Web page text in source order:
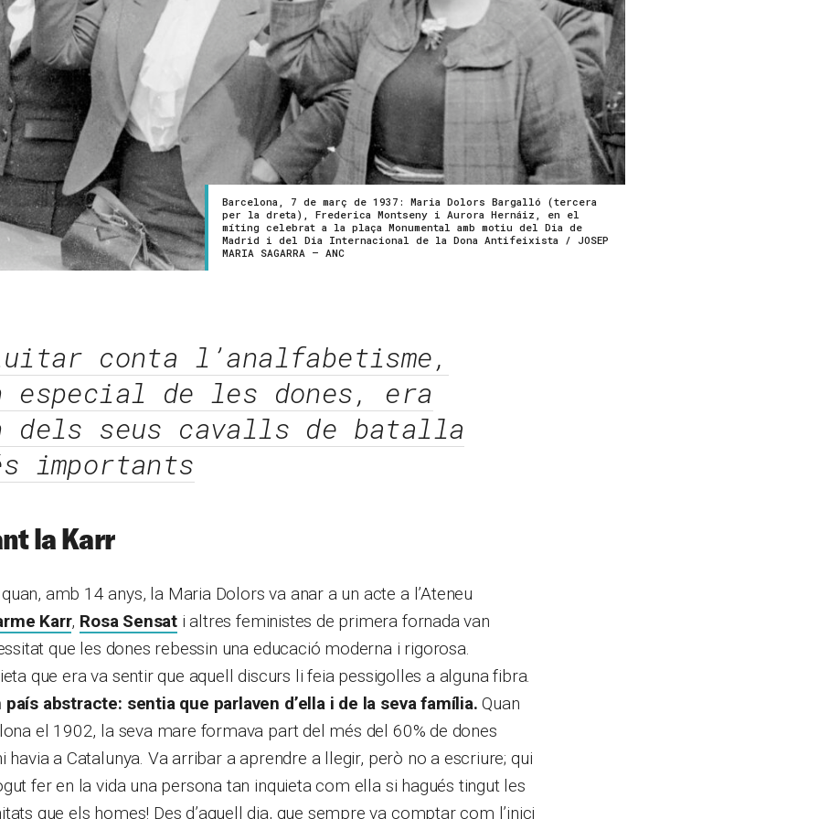
Barcelona, 7 de març de 1937: Maria Dolors Bargalló (tercera
per la dreta), Frederica Montseny i Aurora Hernáiz, en el
míting celebrat a la plaça Monumental amb motiu del Dia de
Madrid i del Dia Internacional de la Dona Antifeixista / JOSEP
MARIA SAGARRA – ANC
conta l’analfabetisme,
especial de les dones, era
dels seus cavalls de batalla
importants
la Karr
amb 14 anys, la Maria Dolors va anar a un acte a l’Ateneu
Karr, Rosa Sensat i altres feministes de primera fornada van
que les dones rebessin una educació moderna i rigorosa.
que era va sentir que aquell discurs li feia pessigolles a alguna fibra.
país abstracte: sentia que parlaven d’ella i de la seva família. Quan
el 1902, la seva mare formava part del més del 60% de dones
havia a Catalunya. Va arribar a aprendre a llegir, però no a escriure; qui
fer en la vida una persona tan inquieta com ella si hagués tingut les
que els homes! Des d’aquell dia, que sempre va comptar com l’inici